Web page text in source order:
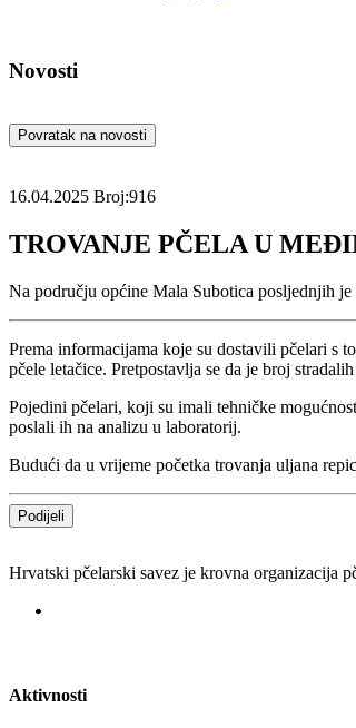
Novosti
Povratak na novosti
16.04.2025 Broj:916
TROVANJE PČELA U
Na području općine Mala Subotica posljednjih
Prema informacijama koje su dostavili pčelari s
pčele letačice. Pretpostavlja se da je broj
Pojedini pčelari, koji su imali tehničke
poslali ih na analizu u laboratorij.
Budući da u vrijeme početka trovanja uljana
Podijeli
Hrvatski pčelarski savez je krovna organizacija
Aktivnosti